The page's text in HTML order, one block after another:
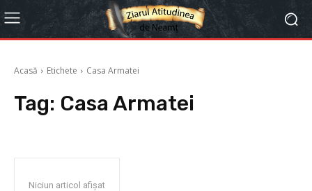
Acasă Etichete Casa Armatei
Tag: Casa Armatei
Niciun articol afișat